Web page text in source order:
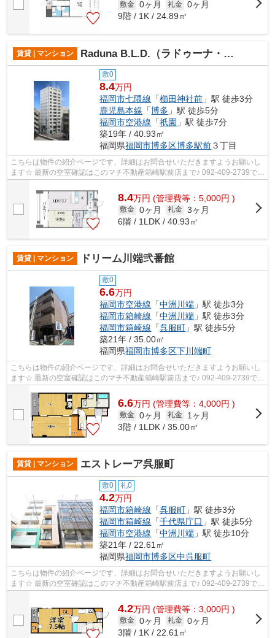
敷金 0ヶ月 礼金 0ヶ月
9階 / 1K / 24.89㎡
賃貸 | マンション Raduna B.L.D.（ラドゥーナ・ビルディング）
敷0
8.4万円
福岡市七隈線 「櫛田神社前 」駅 徒歩3分
鹿児島本線 「博多 」駅 徒歩5分
福岡市空港線 「祇園 」駅 徒歩7分
築19年 / 40.93㎡
福岡県福岡市博多区博多駅前３丁目
こちらは物件の紹介ページです、詳細はお問合せいただきますようお願いし
ます☆ 最新の空室確認はこのマチ不動産箱崎駅前店まで♪ 092-409-2739で
8.4万円 (管理費等：5,000円 )
敷金 0ヶ月 礼金 3ヶ月
6階 / 1LDK / 40.93㎡
賃貸 | マンション ドリーム川端弐番館
敷0
6.6万円
福岡市空港線 「中洲川端 」駅 徒歩3分
福岡市箱崎線 「中洲川端 」駅 徒歩3分
福岡市箱崎線 「呉服町 」駅 徒歩5分
築21年 / 35.00㎡
福岡県福岡市博多区下川端町
こちらは物件の紹介ページです、詳細はお問合せいただきますようお願いし
ます☆ 最新の空室確認はこのマチ不動産箱崎駅前店まで♪ 092-409-2739で
6.6万円 (管理費等：4,000円 )
敷金 0ヶ月 礼金
1ヶ月
3階 / 1LDK / 35.00㎡
賃貸 | マンション エストレーア呉服町
敷0 礼0
4.2万円
福岡市箱崎線 「呉服町 」駅 徒歩3分
福岡市箱崎線 「千代県庁口 」駅 徒歩5分
福岡市空港線 「中洲川端 」駅 徒歩10分
築21年 / 22.61㎡
福岡県福岡市博多区中呉服町
こちらは物件の紹介ページです、詳細はお問合せいただきますようお願いし
ます☆ 最新の空室確認はこのマチ不動産箱崎駅前店まで♪ 092-409-2739で
4.2万円 (管理費等：3,000円 )
敷金 0ヶ月 礼金 0ヶ月
3階 / 1K / 22.61㎡